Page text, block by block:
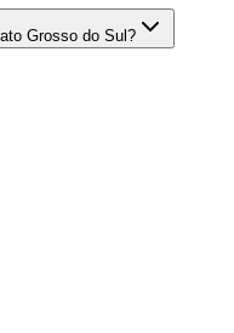
Grosso do Sul?